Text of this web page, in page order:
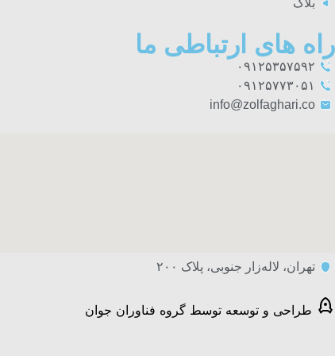
بلاگ
راه های ارتباطی ما
۰۹۱۲۵۳۵۷۵۹۲
۰۹۱۲۵۷۷۳۰۵۱
info@zolfaghari.co
تهران، لاله‌زار جنوبی، پلاک ۲۰۰
طراحی و توسعه توسط گروه فناوران جوان